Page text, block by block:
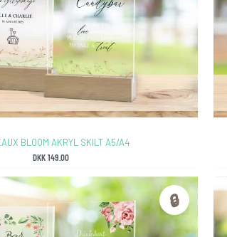
BLOOM AKRYL SKILT A5/A4
DKK149.00
🔒